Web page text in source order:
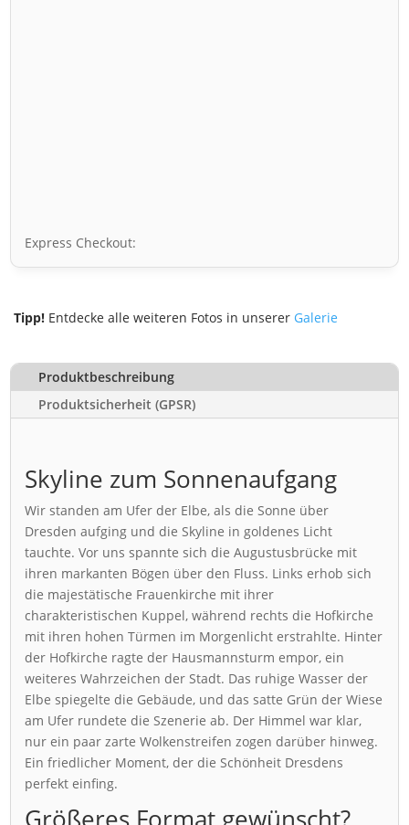
Express Checkout:
Tipp! Entdecke alle weiteren Fotos in unserer Galerie
Produktbeschreibung
Produktsicherheit (GPSR)
Skyline zum Sonnenaufgang
Wir standen am Ufer der Elbe, als die Sonne über
Dresden aufging und die Skyline in goldenes Licht
tauchte. Vor uns spannte sich die Augustusbrücke mit
ihren markanten Bögen über den Fluss. Links erhob sich
die majestätische Frauenkirche mit ihrer
charakteristischen Kuppel, während rechts die Hofkirche
mit ihren hohen Türmen im Morgenlicht erstrahlte. Hinter
der Hofkirche ragte der Hausmannsturm empor, ein
weiteres Wahrzeichen der Stadt. Das ruhige Wasser der
Elbe spiegelte die Gebäude, und das satte Grün der Wiese
am Ufer rundete die Szenerie ab. Der Himmel war klar,
nur ein paar zarte Wolkenstreifen zogen darüber hinweg.
Ein friedlicher Moment, der die Schönheit Dresdens
perfekt einfing.